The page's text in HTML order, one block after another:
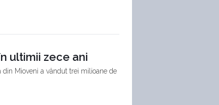
ultimii zece ani
Mioveni a vândut trei milioane de